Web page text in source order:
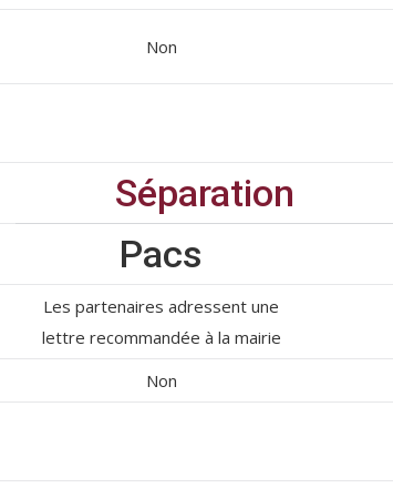
Non
Séparation
Pacs
Les partenaires adressent une
lettre recommandée à la mairie
Non